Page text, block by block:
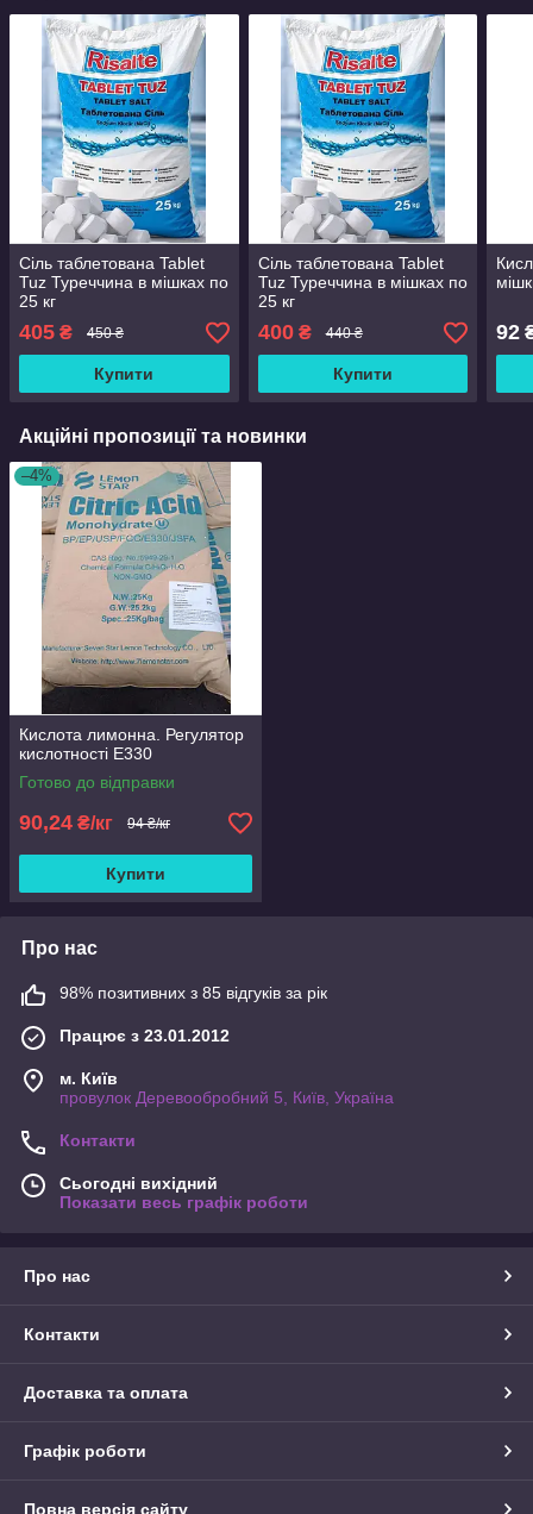
Сіль таблетована Tablet
Tuz Туреччина в мішках по
25 кг
405 ₴ 450 ₴
Купити
Сіль таблетована Tablet
Tuz Туреччина в мішках по
25 кг
400₴ 440 ₴
Купити
92
Акційні пропозиції та новинки
–4%
Кислота лимонна. Регулятор
кислотності Е330
Готово до відправки
90,24 ₴/кг 94 ₴/кг
Купити
Про нас
98% позитивних з 85 відгуків за рік
Працює з 23.01.2012
м. Київ
провулок Деревообробний 5, Київ, Україна
Контакти
Сьогодні вихідний
Показати весь графік роботи
Про нас
Контакти
Доставка та оплата
Графік роботи
Повна версія сайту